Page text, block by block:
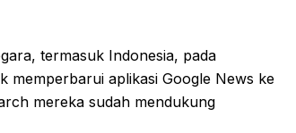
termasuk Indonesia, pada
memperbarui aplikasi Google News ke
mereka sudah mendukung